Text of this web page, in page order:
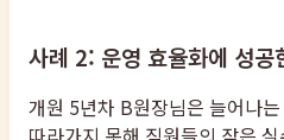
사례 2: 운영 효율화에 성공
개원 5년차 B원장님은 늘어나